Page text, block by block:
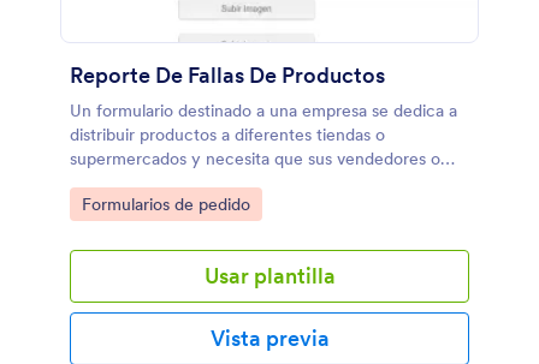
Reporte De Fallas De Productos
Un formulario destinado a una empresa se dedica a
distribuir productos a diferentes tiendas o
supermercados y necesita que sus vendedores o
clientes reporten fallas encontradas en los
productos tales como empaques rotos, producto
otras.
Go to Category:
Formularios de pedido
Usar plantilla
Vista previa